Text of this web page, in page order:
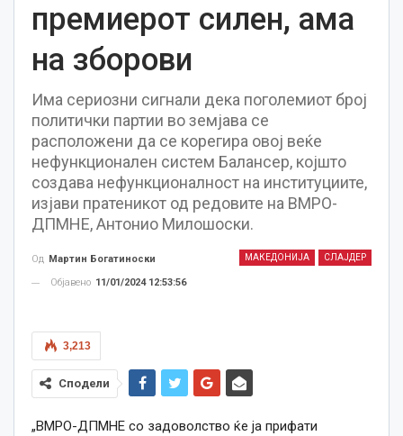
премиерот силен, ама
на зборови
Има сериозни сигнали дека поголемиот број
политички партии во земјава се
расположени да се корегира овој веќе
нефункционален систем Балансер, којшто
создава нефункционалност на институциите,
изјави пратеникот од редовите на ВМРО-
ДПМНЕ, Антонио Милошоски.
МАКЕДОНИЈА СЛАЈДЕР
Од Мартин Богатиноски
Објавено 11/01/2024 12:53:56
3,213
Сподели
„ВМРО-ДПМНЕ со задоволство ќе ја прифати